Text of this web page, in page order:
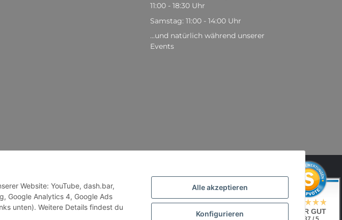
Alle akzeptieren
Konfigurieren
Website: YouTube, dash.bar,
Google Analytics 4, Google Ads
unten). Weitere Details findest du
11:00 - 18:30 Uhr
Samstag: 11:00 - 14:00 Uhr
...und natürlich während unserer
Events
SEHR GUT